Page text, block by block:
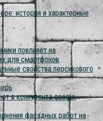
история и характерные
повлияет на
для смартфонов
свойства персикового
в конкурента google,
фасадных работ на